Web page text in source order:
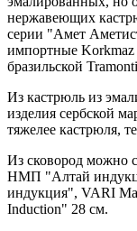
нержавеющих
серии "Амет
импортные
бразильской
Из кастрюль из
изделия сербской
тяжелее кастрюля,
Из сковород можно
НМП "Алтай
индукция", VARI
Induction" 28 см.